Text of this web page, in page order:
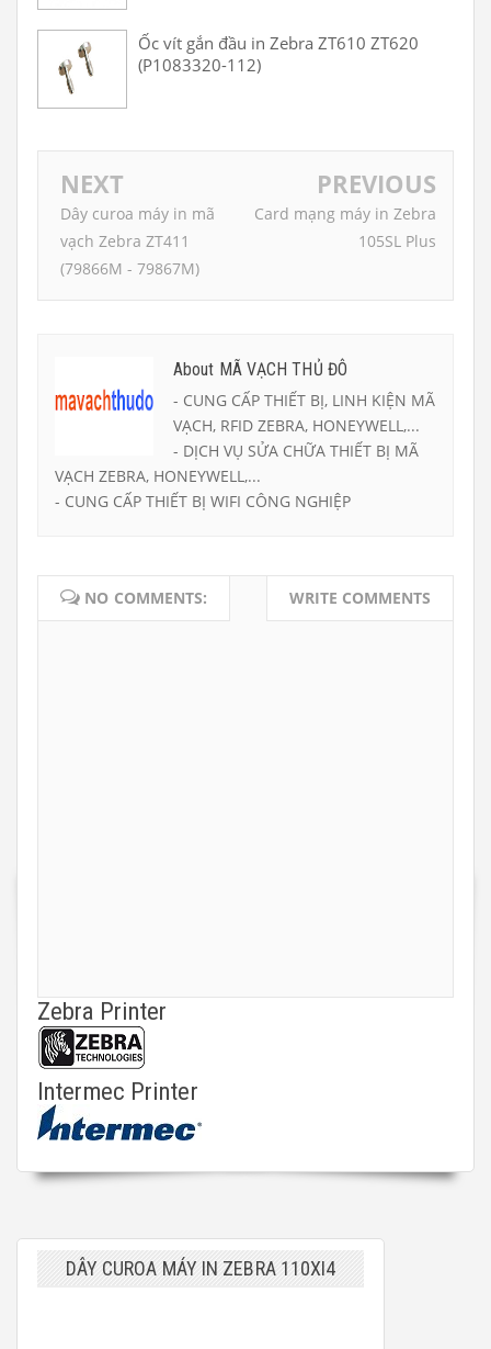
Ốc vít gắn đầu in Zebra ZT610 ZT620
(P1083320-112)
NEXT
Dây curoa máy in mã
vạch Zebra ZT411
(79866M - 79867M)
PREVIOUS
Card mạng máy in Zebra
105SL Plus
About MÃ VẠCH THỦ ĐÔ
- CUNG CẤP THIẾT BỊ, LINH KIỆN MÃ
VẠCH, RFID ZEBRA, HONEYWELL,...
- DỊCH VỤ SỬA CHỮA THIẾT BỊ MÃ
VẠCH ZEBRA, HONEYWELL,...
- CUNG CẤP THIẾT BỊ WIFI CÔNG NGHIỆP
NO COMMENTS: WRITE COMMENTS
Zebra Printer
Intermec Printer
DÂY CUROA MÁY IN ZEBRA 110XI4